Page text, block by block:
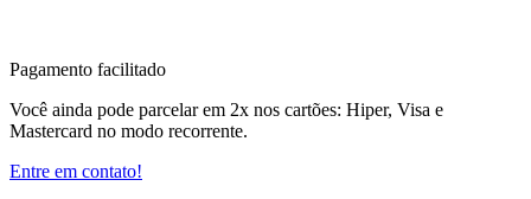
Pagamento facilitado
Você ainda pode parcelar em 2x nos cartões: Hiper, Visa e
Mastercard no modo recorrente.
Entre em contato!